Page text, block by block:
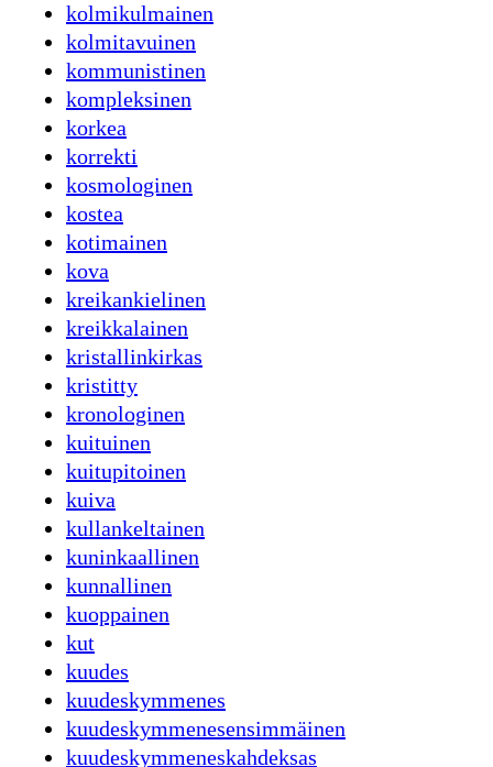
kolmikulmainen
kolmitavuinen
kommunistinen
kompleksinen
korkea
korrekti
kosmologinen
kostea
kotimainen
kova
kreikankielinen
kreikkalainen
kristallinkirkas
kristitty
kronologinen
kuituinen
kuitupitoinen
kuiva
kullankeltainen
kuninkaallinen
kunnallinen
kuoppainen
kut
kuudes
kuudeskymmenes
kuudeskymmenesensimmäinen
kuudeskymmeneskahdeksas